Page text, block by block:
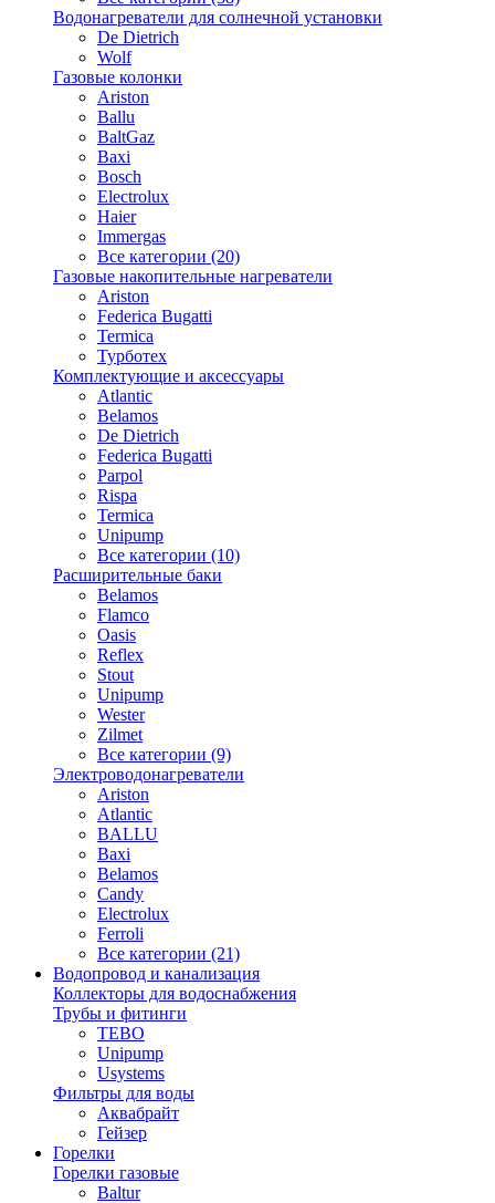
Водонагреватели для солнечной установки
De Dietrich
Wolf
Газовые колонки
Ariston
Ballu
BaltGaz
Baxi
Bosсh
Electrolux
Haier
Immergas
Все категории (20)
Газовые накопительные нагреватели
Ariston
Federica Bugatti
Termica
Турботех
Комплектующие и аксессуары
Atlantic
Belamos
De Dietrich
Federica Bugatti
Parpol
Rispa
Termica
Unipump
Все категории (10)
Расширительные баки
Belamos
Flamco
Oasis
Reflex
Stout
Unipump
Wester
Zilmet
Все категории (9)
Электроводонагреватели
Ariston
Atlantic
BALLU
Baxi
Belamos
Candy
Electrolux
Ferroli
Все категории (21)
Водопровод и канализация
Коллекторы для водоснабжения
Трубы и фитинги
TEBO
Unipump
Usystems
Фильтры для воды
Аквабрайт
Гейзер
Горелки
Горелки газовые
Baltur